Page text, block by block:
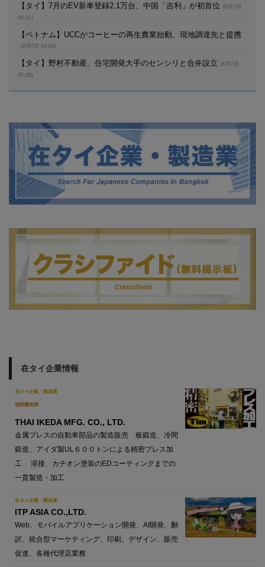
【タイ】7月のEV新車登録2.1万台、中国「吉利」が初首位
(8月7日
09:21)
【ベトナム】UCCがコーヒーの再生農業始動、現地調達先と提携
(8月7日 09:20)
【タイ】野村不動産、住宅開発大手のセンシリと合弁設立
(8月7日
09:20)
在タイ企業情報
在タイ企業・製造業
池田製作所
THAI IKEDA MFG. CO., LTD.
金属プレスの自動車部品の製造販売 板鍛造、冷間
鍛造、アイダ製UL６００トンによる精密プレス加
工 溶接、カチオン塗装のEDコーティングまでの
一貫製造・加工
在タイ企業・製造業
ITP ASIA CO.,LTD.
Web、モバイルアプリケーション開発、AI開発、翻
訳、統合型マーケティング、印刷、デザイン、販売
促進、各種代理店業務